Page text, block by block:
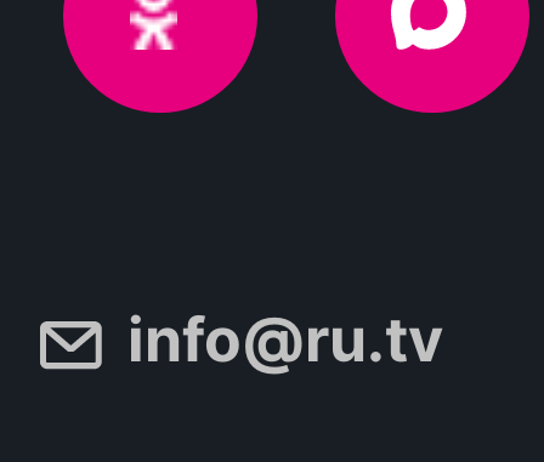
info@ru.tv